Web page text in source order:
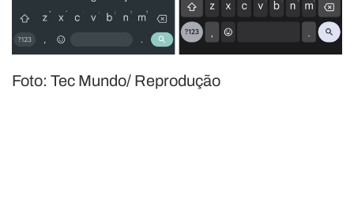
Foto: Tec Mundo/ Reprodução